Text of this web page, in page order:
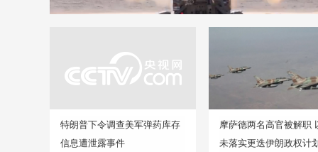
特朗普下令调查美军弹药库存
信息遭泄露事件
摩萨德两名高官被解职
未落实更迭伊朗政权计